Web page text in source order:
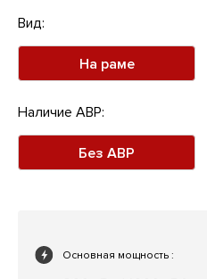
Вид:
На раме
Наличие АВР:
Без АВР
Основная мощность :